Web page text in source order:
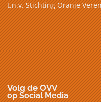
t.n.v. Stichting Oranje
Volg de OVV
op Social Media